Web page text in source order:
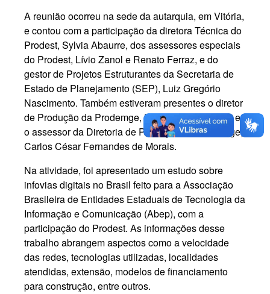
A reunião ocorreu na sede da autarquia, em Vitória,
e contou com a participação da diretora Técnica do
Prodest, Sylvia Abaurre, dos assessores especiais
do Prodest, Lívio Zanol e Renato Ferraz, e do
gestor de Projetos Estruturantes da Secretaria de
Estado de Planejamento (SEP), Luiz Gregório
Nascimento. Também estiveram presentes o diretor
de Produção da Prodemge, Pedro Ernesto Diniz, e
o assessor da Diretoria de Produção da Prodemge,
Carlos César Fernandes de Morais.
Na atividade, foi apresentado um estudo sobre
infovias digitais no Brasil feito para a Associação
Brasileira de Entidades Estaduais de Tecnologia da
Informação e Comunicação (Abep), com a
participação do Prodest. As informações desse
trabalho abrangem aspectos como a velocidade
das redes, tecnologias utilizadas, localidades
atendidas, extensão, modelos de financiamento
para construção, entre outros.